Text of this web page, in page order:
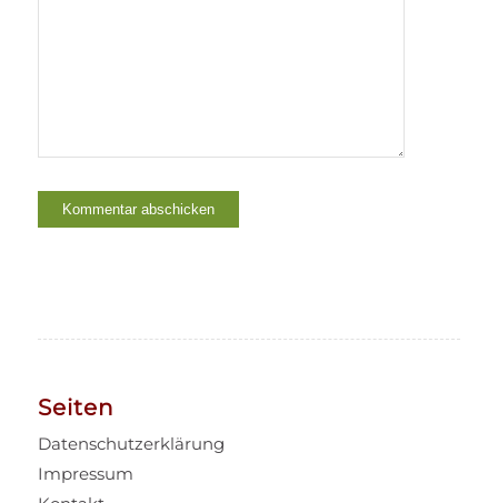
Seiten
Datenschutzerklärung
Impressum